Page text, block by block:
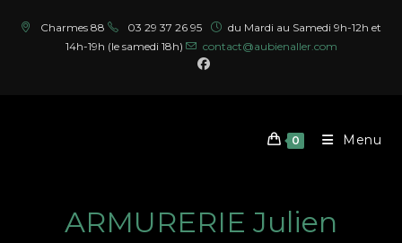
Charmes 88 03 29 37 26 95
du Mardi au Samedi 9h-12h et
14h-19h (le samedi 18h)
contact@aubienaller.com
0 Menu
ARMURERIE Julien